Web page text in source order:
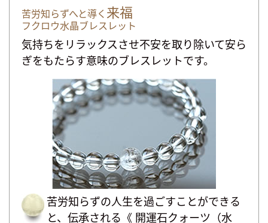
苦労知らずへと導く 来福
フクロウ水晶ブレスレット
気持ちをリラックスさせ不安を取り除いて安ら
ぎをもたらす意味のブレスレットです。
苦労知らずの人生を過ごすことができる
と、伝承される《 開運石クォーツ（水